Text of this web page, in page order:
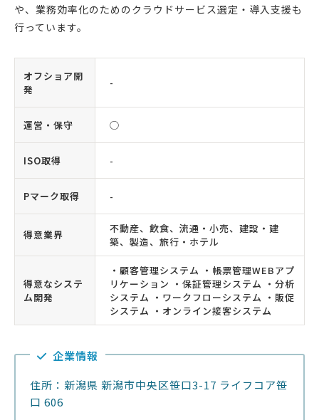
や、業務効率化のためのクラウドサービス選定・導入支援も
行っています。
オフショア開
発
-
運営・保守 ◯
ISO取得 -
Pマーク取得 -
得意業界
不動産、飲食、流通・小売、建設・建
築、製造、旅行・ホテル
得意なシステ
ム開発
・顧客管理システム ・帳票管理WEBアプ
リケーション ・保証管理システム ・分析
システム ・ワークフローシステム ・販促
システム ・オンライン接客システム
企業情報
住所：新潟県 新潟市中央区笹口3-17 ライフコア笹
口 606